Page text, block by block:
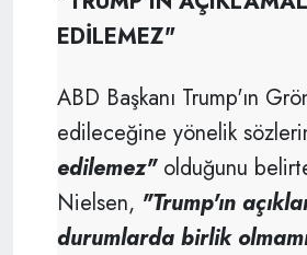
EDİLEMEZ"
ABD Başkanı Trump'ın
edileceğine yönelik
edilemez"olduğunu
Nielsen, "Trump'ın
durumlarda birlik